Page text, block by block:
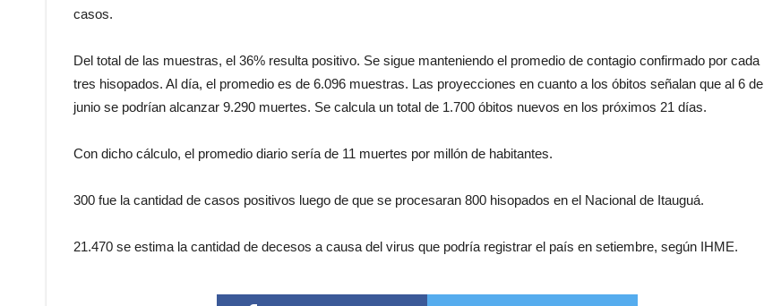
casos.
Del total de las muestras, el 36% resulta positivo. Se sigue manteniendo el promedio de contagio confirmado por cada
tres hisopados. Al día, el promedio es de 6.096 muestras. Las proyecciones en cuanto a los óbitos señalan que al 6 de
junio se podrían alcanzar 9.290 muertes. Se calcula un total de 1.700 óbitos nuevos en los próximos 21 días.
Con dicho cálculo, el promedio diario sería de 11 muertes por millón de habitantes.
300 fue la cantidad de casos positivos luego de que se procesaran 800 hisopados en el Nacional de Itauguá.
21.470 se estima la cantidad de decesos a causa del virus que podría registrar el país en setiembre, según IHME.